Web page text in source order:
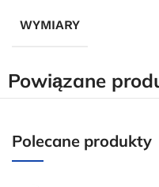
WYMIARY
Powiązane
Polecane produkty
dla wszystkich
internetowym o